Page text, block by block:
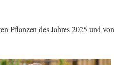
Pflanzen des Jahres 2025 und